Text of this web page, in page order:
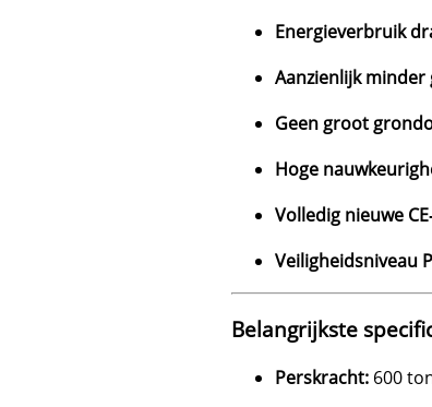
Energieverbruik
Aanzienlijk minder
Geen groot
Hoge
Volledig nieuwe
Veiligheidsniveau
Belangrijkste
Perskracht: 600